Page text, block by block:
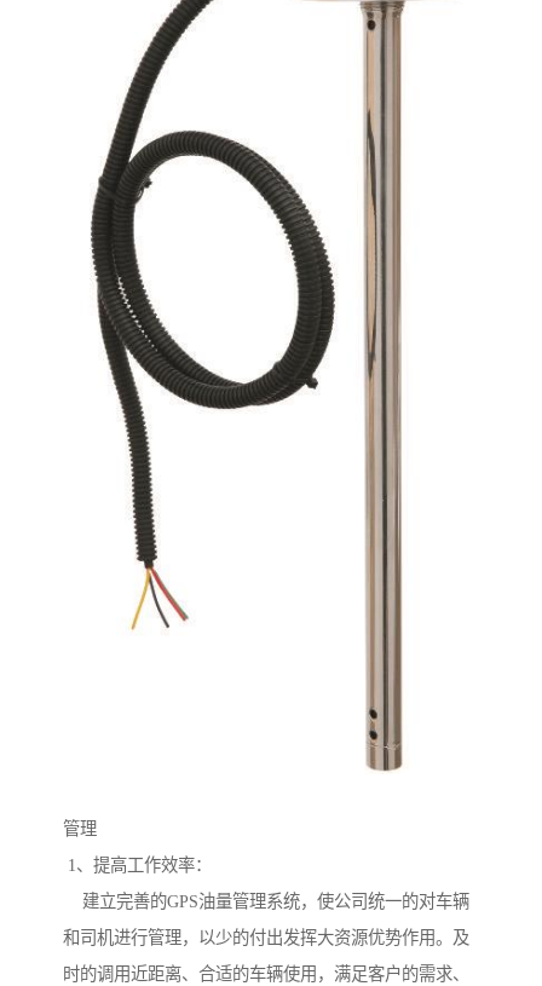
管理
1、提高工作效率：
建立完善的GPS油量管理系统，使公司统一的对车辆
和司机进行管理，以少的付出发挥大资源优势作用。及
时的调用近距离、合适的车辆使用，满足客户的需求、